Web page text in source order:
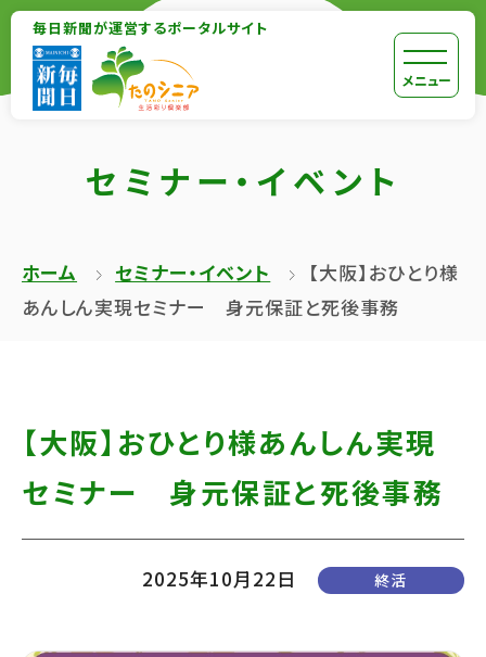
毎日新聞が運営するポータルサイト
【こ
こ
メ
ニ
で
す】
[共
通
を
ス
プ
し
て
こ
メニュー
【こ
ま
す】
か
す】
セミナー・イベント
ホーム セミナー・イベント
【大阪】おひとり様
あんしん実現セミナー 身元保証と死後事務
【大阪】おひとり様あんしん実現
セミナー 身元保証と死後事務
2025年10月22日 終活